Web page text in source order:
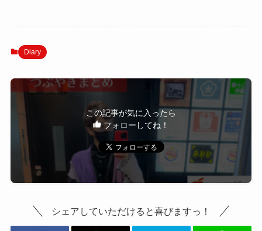
Diary
この記事が気に入ったら
フォローしてね！
シェアしていただけると喜びますっ！